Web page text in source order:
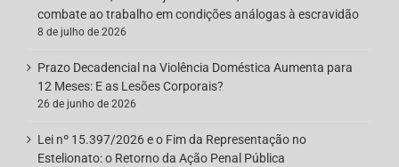
combate ao trabalho em condições análogas à escravidão
8 de julho de 2026
Prazo Decadencial na Violência Doméstica Aumenta para
12 Meses: E as Lesões Corporais?
26 de junho de 2026
Lei nº 15.397/2026 e o Fim da Representação no
Estelionato: o Retorno da Ação Penal Pública